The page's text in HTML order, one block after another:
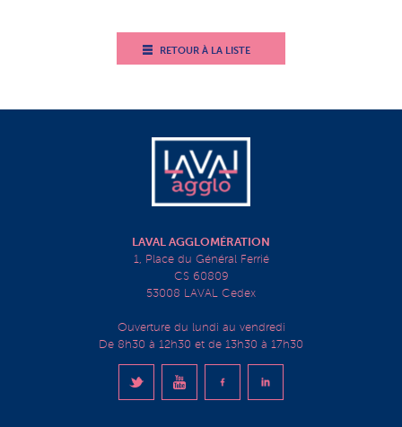
RETOUR À LA LISTE
LAVAL AGGLOMÉRATION
1, Place du Général Ferrié
CS 60809
53008 LAVAL Cedex
Ouverture du lundi au vendredi
De 8h30 à 12h30 et de 13h30 à 17h30